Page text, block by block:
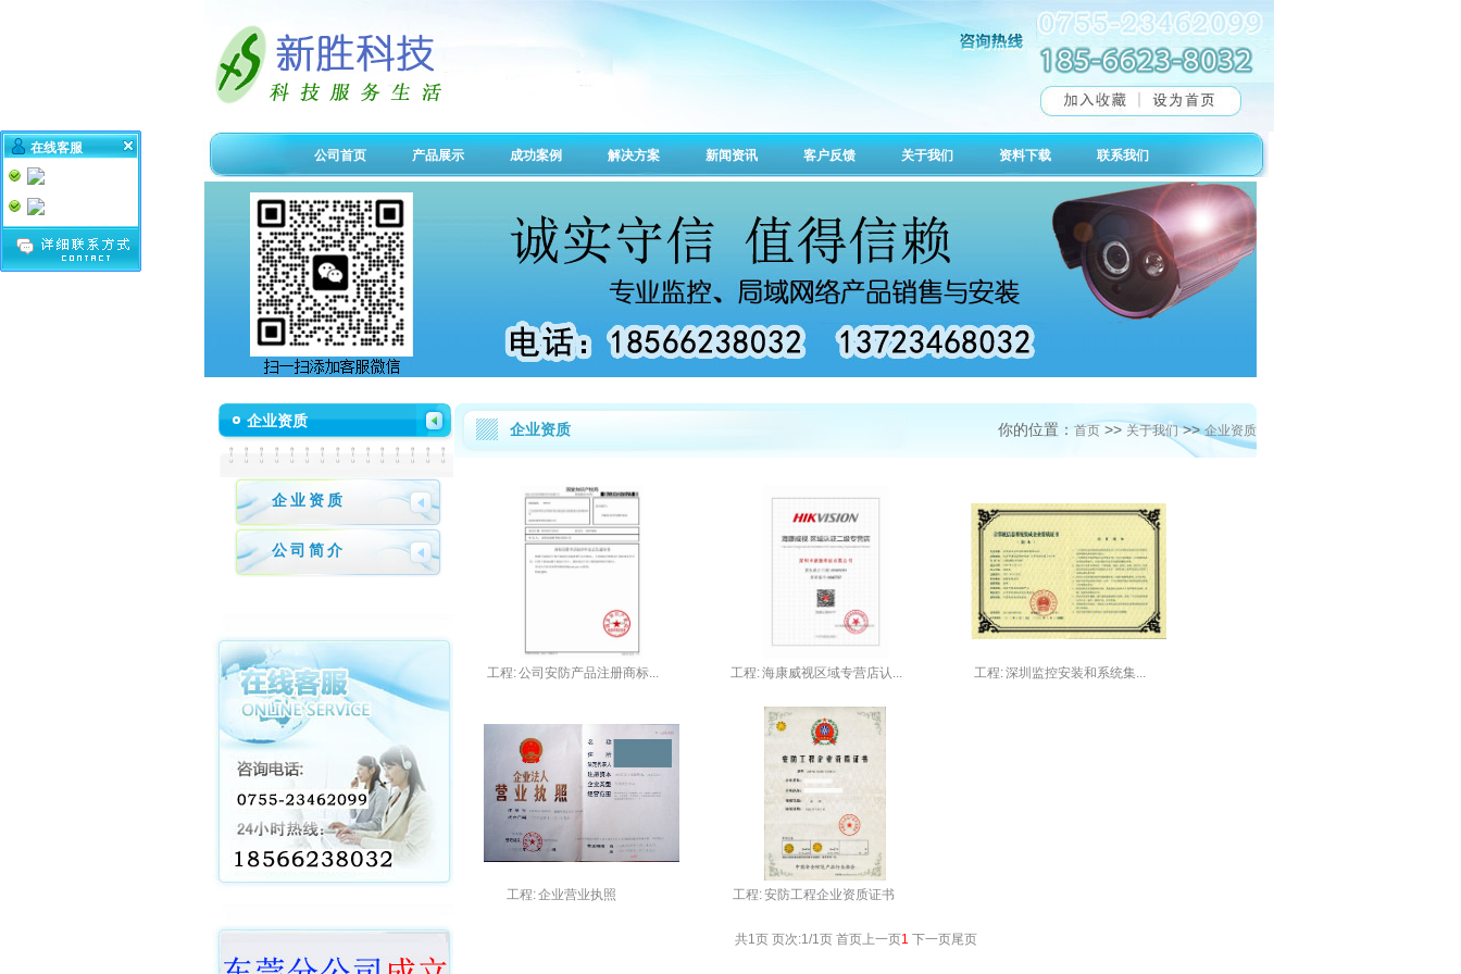
公司首页 产品展示 成功案例 解决方案 新闻资讯 客户反馈 关于我们 资料下载 联系我们
在线客服
企业资质
企业资质
公司简介
企业资质 你的位置： 首页 >> 关于我们>>企业资质
工程:公司安防产品注册商标... 工程:海康威视区域专营店认... 工程:深圳监控安装和系统集...
工程:企业营业执照 工程:安防工程企业资质证书
共1页 页次:1/1页 首页上一页1 下一页尾页